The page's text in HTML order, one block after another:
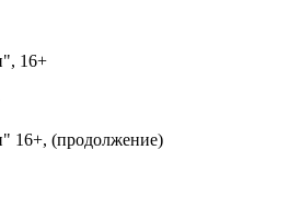
16+
16+, (продолжение)